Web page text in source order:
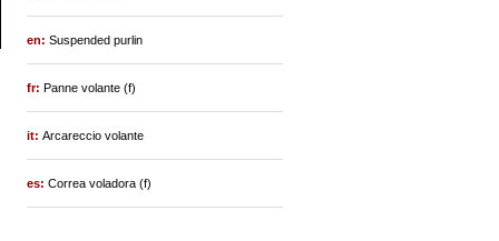
en:Suspended purlin
fr:Panne volante (f)
it:Arcareccio volante
es:Correa voladora (f)